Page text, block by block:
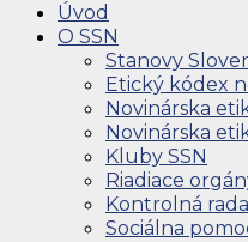
Úvod
O SSN
Stanovy
Etický kódex
Novinárska
Novinárska
Kluby SSN
Riadiace
Kontrolná rada
Sociálna